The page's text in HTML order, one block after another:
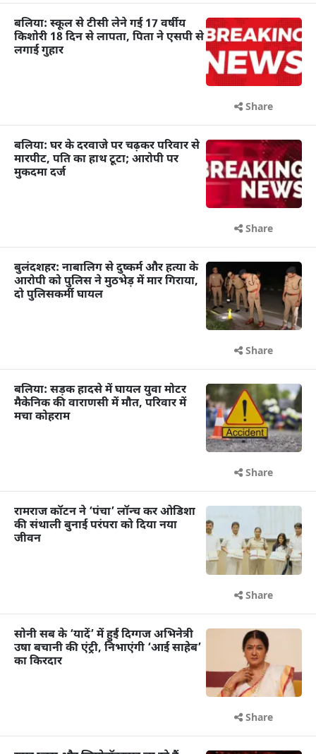
बलिया: स्कूल से टीसी लेने गई 17 वर्षीय
किशोरी 18 दिन से लापता, पिता ने एसपी से
लगाई गुहार
Share
बलिया: घर के दरवाजे पर चढ़कर परिवार से
मारपीट, पति का हाथ टूटा; आरोपी पर
मुकदमा दर्ज
Share
बुलंदशहर: नाबालिग से दुष्कर्म और हत्या के
आरोपी को पुलिस ने मुठभेड़ में मार गिराया,
दो पुलिसकर्मी घायल
Share
बलिया: सड़क हादसे में घायल युवा मोटर
मैकेनिक की वाराणसी में मौत, परिवार में
मचा कोहराम
Share
रामराज कॉटन ने ‘पंचा’ लॉन्च कर ओडिशा
की संथाली बुनाई परंपरा को दिया नया
जीवन
Share
सोनी सब के ‘यादें’ में हुईं दिग्गज अभिनेत्री
उषा बचानी की एंट्री, निभाएंगी ‘आई साहेब’
का किरदार
Share